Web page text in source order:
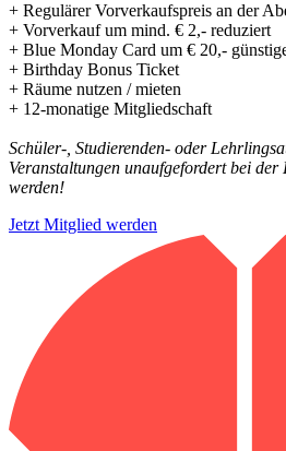
+ Regulärer Vorverkaufspreis an der
+ Vorverkauf um mind. € 2,- reduziert
+ Blue Monday Card um € 20,-
+ Birthday Bonus Ticket
+ Räume nutzen / mieten
+ 12-monatige Mitgliedschaft
Schüler-, Studierenden- oder
Veranstaltungen unaufgefordert bei
werden!
Jetzt Mitglied werden